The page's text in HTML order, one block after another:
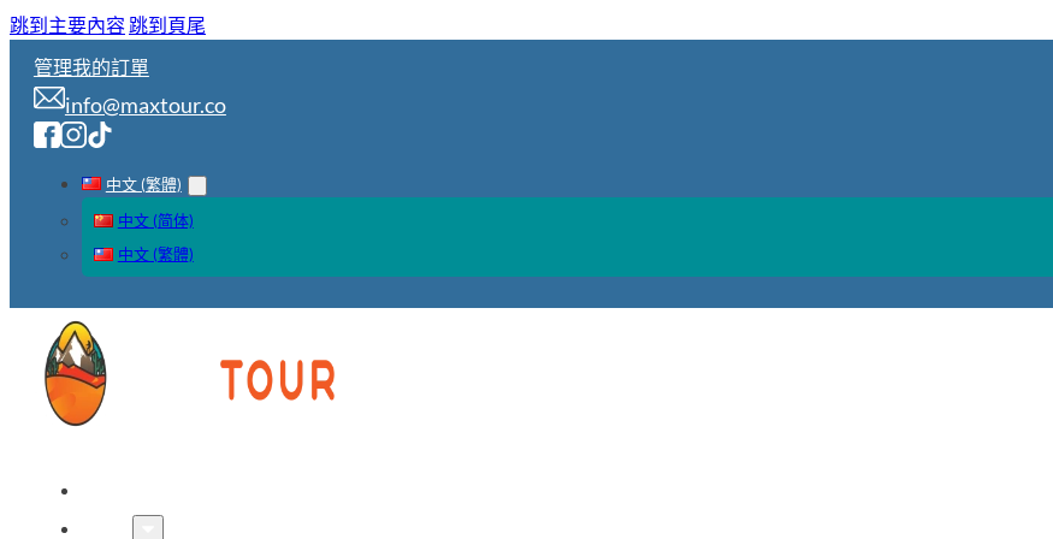
跳到主要內容 跳到頁尾
管理我的訂單
info@maxtour.co
中文 (繁體)
中文 (简体)
中文 (繁體)
線路